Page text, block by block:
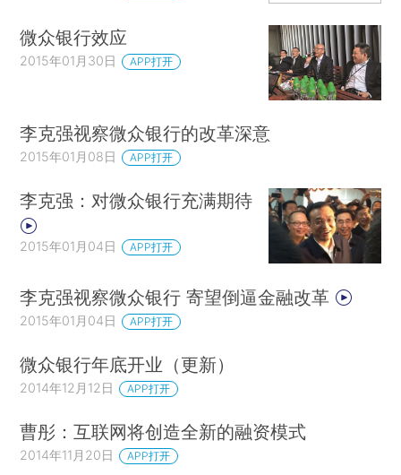
微众银行效应
2015年01月30日 APP打开
李克强视察微众银行的改革深意
2015年01月08日 APP打开
李克强：对微众银行充满期待
2015年01月04日 APP打开
李克强视察微众银行 寄望倒逼金融改革
2015年01月04日 APP打开
微众银行年底开业（更新）
2014年12月12日 APP打开
曹彤：互联网将创造全新的融资模式
2014年11月20日 APP打开